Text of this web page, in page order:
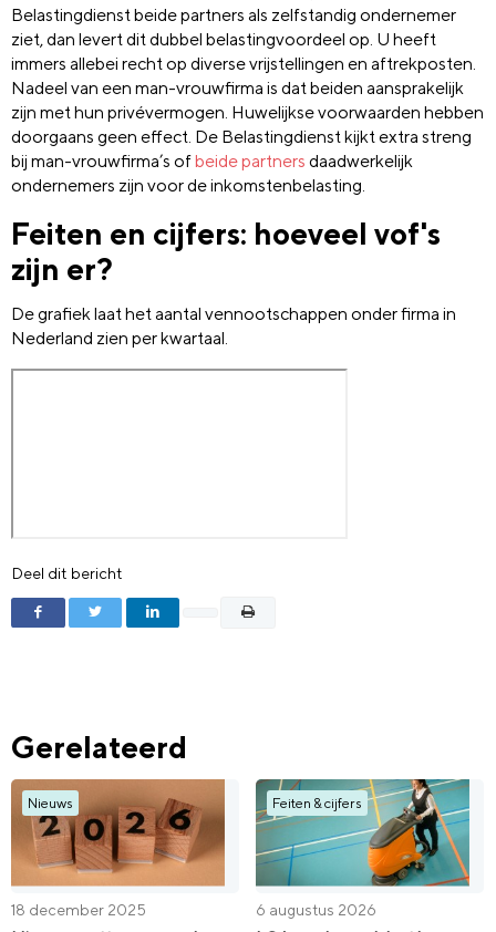
Belastingdienst beide partners als zelfstandig ondernemer
ziet, dan levert dit dubbel belastingvoordeel op. U heeft
immers allebei recht op diverse vrijstellingen en aftrekposten.
Nadeel van een man-vrouwfirma is dat beiden aansprakelijk
zijn met hun privévermogen. Huwelijkse voorwaarden hebben
doorgaans geen effect. De Belastingdienst kijkt extra streng
bij man-vrouwfirma’s ofbeide partners daadwerkelijk
ondernemers zijn voor de inkomstenbelasting.
Feiten en cijfers: hoeveel vof's
zijn er?
De grafiek laat het aantal vennootschappen onder firma in
Nederland zien per kwartaal.
Deel dit bericht
Gerelateerd
Nieuws
18 december 2025
Feiten & cijfers
6 augustus 2026